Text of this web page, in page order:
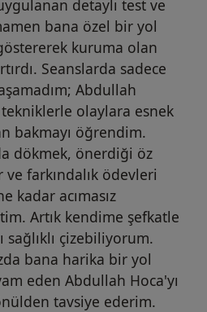
detaylı test ve
bana özel bir yol
kuruma olan
Seanslarda sadece
Abdullah
tekniklerle olaylara esnek
bakmayı öğrendim.
dökmek, önerdiği öz
farkındalık ödevleri
kadar acımasız
Artık kendime şefkatle
sağlıklı çizebiliyorum.
bana harika bir yol
eden Abdullah Hoca'yı
tavsiye ederim.